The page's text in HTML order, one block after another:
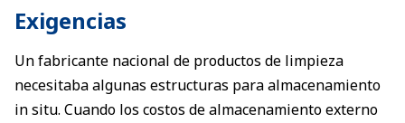
Exigencias
Un fabricante nacional de productos de limpieza
necesitaba algunas estructuras para almacenamiento
in situ. Cuando los costos de almacenamiento externo